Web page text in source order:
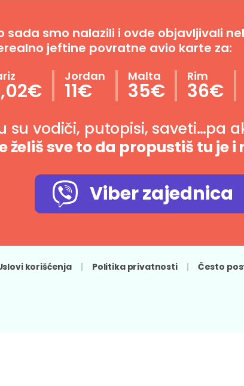
sada smo nalazili i ovde objavljivali
jeftine povratne avio karte za:
Jordan
11€
Malta
35€
Rim
36€
su vodiči, putopisi, saveti…pa
želiš sve to da propustiš tu je i
Viber zajednica
korišćenja Politika privatnosti Često